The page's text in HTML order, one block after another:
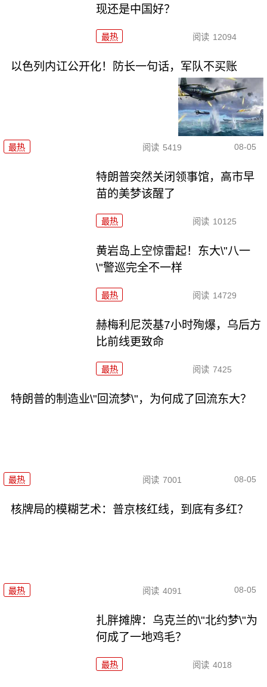
现还是中国好？
最热 阅读 12094
以色列内讧公开化！防长一句话，军队不买账
最热 阅读 5419 08-05
特朗普突然关闭领事馆，高市早
苗的美梦该醒了
最热 阅读 10125
黄岩岛上空惊雷起！东大\"八一
\"警巡完全不一样
最热 阅读 14729
赫梅利尼茨基7小时殉爆，乌后方
比前线更致命
最热 阅读 7425
特朗普的制造业\"回流梦\"，为何成了回流东大？
最热 阅读 7001 08-05
核牌局的模糊艺术：普京核红线，到底有多红？
最热 阅读 4091 08-05
扎胖摊牌：乌克兰的\"北约梦\"为
何成了一地鸡毛？
最热 阅读 4018